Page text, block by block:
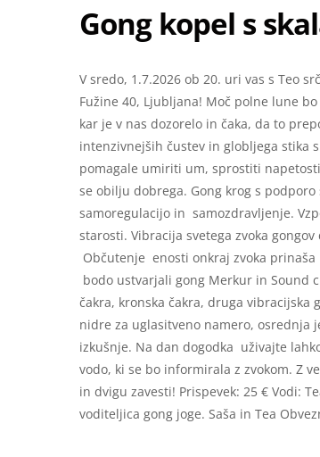
Gong kopel s
V sredo, 1.7.2026 ob 20. uri vas s Teo
Fužine 40, Ljubljana! Moč polne lune
kar je v nas dozorelo in čaka, da to
intenzivnejših čustev in globljega stika
pomagale umiriti um, sprostiti
se obilju dobrega. Gong krog s
samoregulacijo in samozdravljenje.
starosti. Vibracija svetega zvoka
Občutenje enosti onkraj zvoka
bodo ustvarjali gong Merkur in Sound
čakra, kronska čakra, druga
nidre za uglasitveno namero, osrednja
izkušnje. Na dan dogodka uživajte
vodo, ki se bo informirala z zvokom. Z
in dvigu zavesti! Prispevek: 25 € Vodi:
voditeljica gong joge. Saša in Tea